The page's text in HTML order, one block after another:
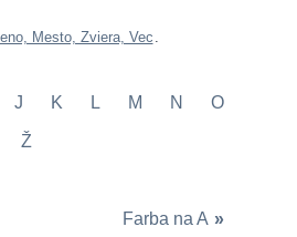
Mesto, Zviera, Vec.
J K L M N O
Ž
Farba na A »